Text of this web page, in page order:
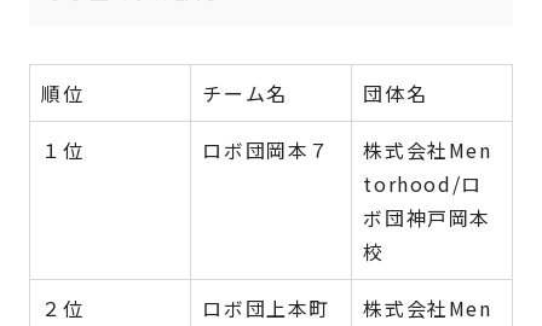
順位 チーム名
団体名
１位
ロボ団岡本７
株式会社Men
torhood/ロ
ボ団神戸岡本
校
２位
ロボ団上本町
株式会社Men